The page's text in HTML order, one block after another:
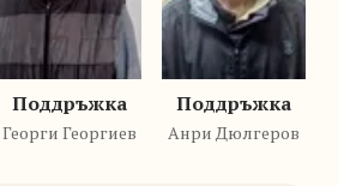
Поддръжка
Георги Георгиев
Поддръжка
Анри Дюлгеров